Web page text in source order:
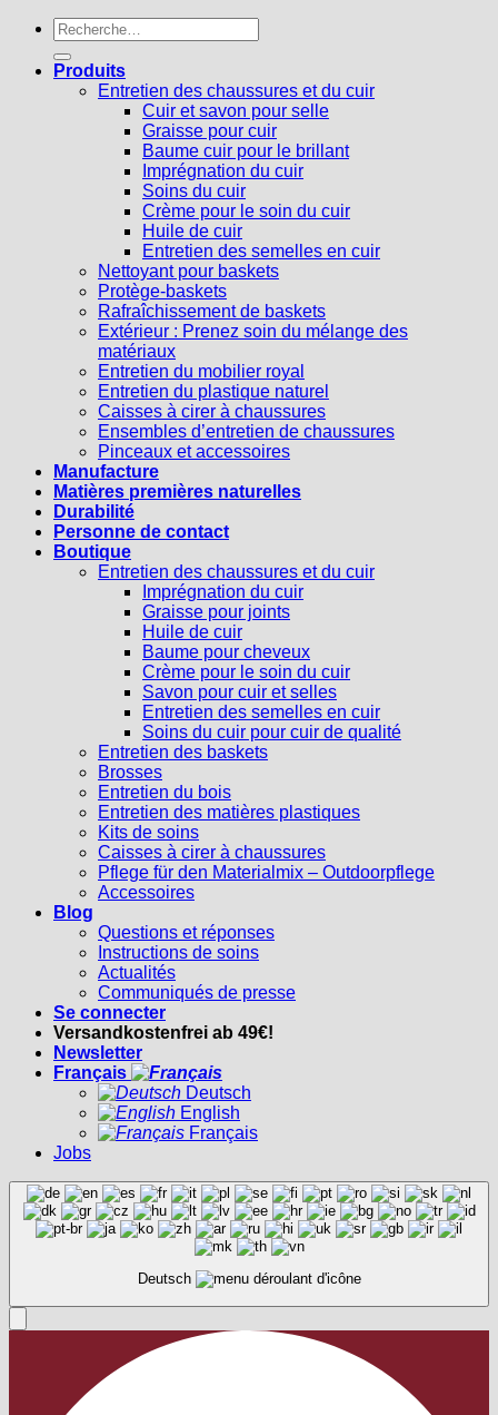
Recherche
pour :
Produits
Entretien des chaussures et du cuir
Cuir et savon pour selle
Graisse pour cuir
Baume cuir pour le brillant
Imprégnation du cuir
Soins du cuir
Crème pour le soin du cuir
Huile de cuir
Entretien des semelles en cuir
Nettoyant pour baskets
Protège-baskets
Rafraîchissement de baskets
Extérieur : Prenez soin du mélange des
matériaux
Entretien du mobilier royal
Entretien du plastique naturel
Caisses à cirer à chaussures
Ensembles d’entretien de chaussures
Pinceaux et accessoires
Manufacture
Matières premières naturelles
Durabilité
Personne de contact
Boutique
Entretien des chaussures et du cuir
Imprégnation du cuir
Graisse pour joints
Huile de cuir
Baume pour cheveux
Crème pour le soin du cuir
Savon pour cuir et selles
Entretien des semelles en cuir
Soins du cuir pour cuir de qualité
Entretien des baskets
Brosses
Entretien du bois
Entretien des matières plastiques
Kits de soins
Caisses à cirer à chaussures
Pflege für den Materialmix – Outdoorpflege
Accessoires
Blog
Questions et réponses
Instructions de soins
Actualités
Communiqués de presse
Se connecter
Versandkostenfrei ab 49€!
Newsletter
Français
Deutsch
English
Français
Jobs
Deutsch